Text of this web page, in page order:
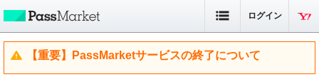
ログイン
【重要】PassMarketサービスの終了について